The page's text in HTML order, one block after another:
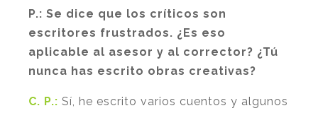
P.: Se dice que los críticos son
escritores frustrados. ¿Es eso
aplicable al asesor y al corrector? ¿Tú
nunca has escrito obras creativas?
C. P.: Sí, he escrito varios cuentos y algunos